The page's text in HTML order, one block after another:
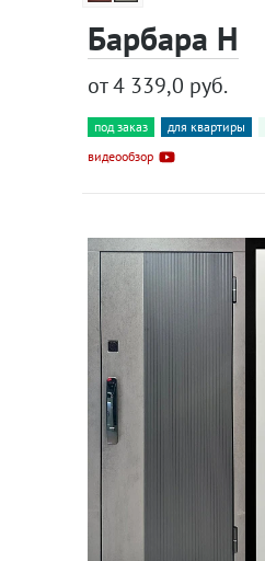
Барбара Н
от 4 339,0 руб.
под заказ для квартиры
видеообзор